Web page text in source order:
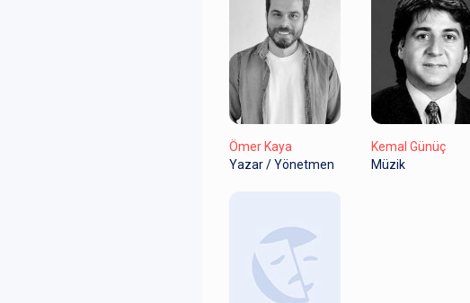
Ömer Kaya
Yazar / Yönetmen
Kemal Günüç
Müzik